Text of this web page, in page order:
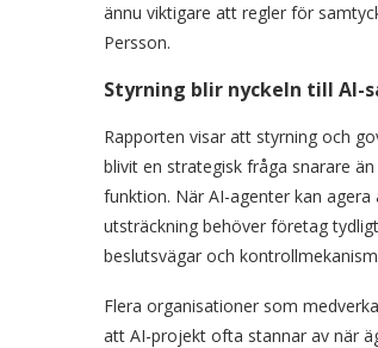
ännu viktigare att regler för
Persson.
Styrning blir nyckeln till AI-
Rapporten visar att styrning och
blivit en strategisk fråga snarare
funktion. När AI-agenter kan
utsträckning behöver företag
beslutsvägar och
Flera organisationer som
att AI-projekt ofta stannar av när